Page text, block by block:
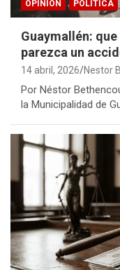
OPINIÓN POLÍTICA
Guaymallén:
parezca un
14 abril, 2026 Nestor
Por Néstor
la Municipalidad de